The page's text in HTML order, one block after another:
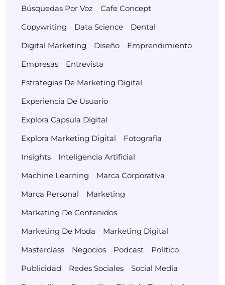
Búsquedas Por Voz
Cafe Concept
Copywriting
Data Science
Dental
Digital Marketing
Diseño
Emprendimiento
Empresas
Entrevista
Estrategias De Marketing Digital
Experiencia De Usuario
Explora Capsula Digital
Explora Marketing Digital
Fotografía
Insights
Inteligencia Artificial
Machine Learning
Marca Corporativa
Marca Personal
Marketing
Marketing De Contenidos
Marketing De Moda
Marketing Digital
Masterclass
Negocios Podcast
Politico
Publicidad
Redes Sociales
Social Media